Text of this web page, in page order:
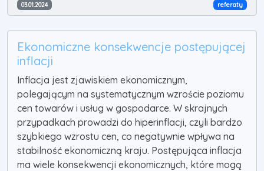
03.01.2024 referaty
Ekonomiczne konsekwencje postępującej
inflacji
Inflacja jest zjawiskiem ekonomicznym,
polegającym na systematycznym wzroście poziomu
cen towarów i usług w gospodarce. W skrajnych
przypadkach prowadzi do hiperinflacji, czyli bardzo
szybkiego wzrostu cen, co negatywnie wpływa na
stabilność ekonomiczną kraju. Postępująca inflacja
ma wiele konsekwencji ekonomicznych, które mogą